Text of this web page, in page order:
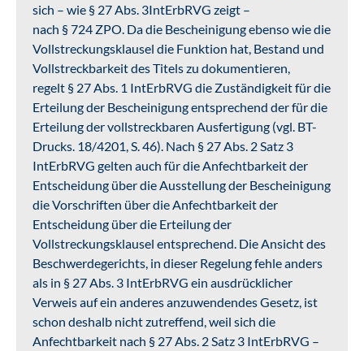
sich – wie § 27 Abs. 3IntErbRVG zeigt –
nach § 724 ZPO. Da die Bescheinigung ebenso wie die
Vollstreckungsklausel die Funktion hat, Bestand und
Vollstreckbarkeit des Titels zu dokumentieren,
regelt § 27 Abs. 1 IntErbRVG die Zuständigkeit für die
Erteilung der Bescheinigung entsprechend der für die
Erteilung der vollstreckbaren Ausfertigung (vgl. BT-
Drucks. 18/4201, S. 46). Nach § 27 Abs. 2 Satz 3
IntErbRVG gelten auch für die Anfechtbarkeit der
Entscheidung über die Ausstellung der Bescheinigung
die Vorschriften über die Anfechtbarkeit der
Entscheidung über die Erteilung der
Vollstreckungsklausel entsprechend. Die Ansicht des
Beschwerdegerichts, in dieser Regelung fehle anders
als in § 27 Abs. 3 IntErbRVG ein ausdrücklicher
Verweis auf ein anderes anzuwendendes Gesetz, ist
schon deshalb nicht zutreffend, weil sich die
Anfechtbarkeit nach § 27 Abs. 2 Satz 3 IntErbRVG –